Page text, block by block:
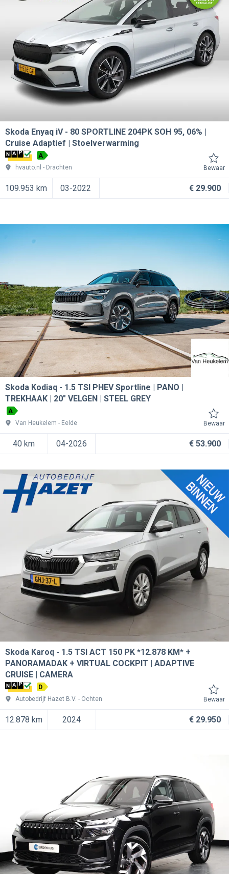
Skoda Enyaq iV
80 SPORTLINE 204PK SOH 95, 06% |
Cruise Adaptief | Stoelverwarming
A
hvauto.nl
Drachten Bewaar
109.953 km 03-2022 € 29.900
Skoda Kodiaq
1.5 TSI PHEV Sportline | PANO |
TREKHAAK | 20" VELGEN | STEEL GREY
A
Van Heukelem
Eelde Bewaar
40 km 04-2026 € 53.900
Skoda Karoq
1.5 TSI ACT 150 PK *12.878 KM* +
PANORAMADAK + VIRTUAL COCKPIT | ADAPTIVE
CRUISE | CAMERA
D
Autobedrijf Hazet B.V.
Ochten Bewaar
12.878 km 2024 € 29.950